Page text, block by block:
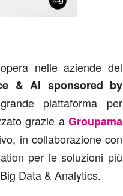
nelle aziende del
& AI sponsored by
piattaforma per
grazie a Groupama
in collaborazione con
per le soluzioni più
Data & Analytics.